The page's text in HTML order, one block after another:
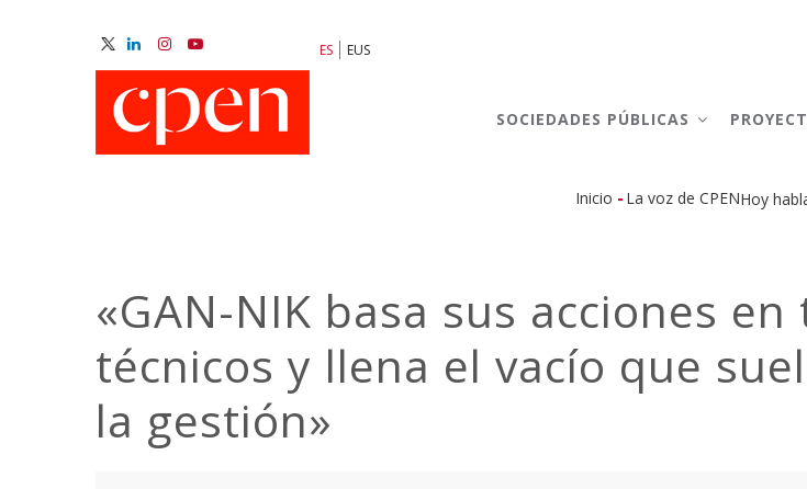
ES EUS
NAVIGATION
SOCIEDADES PÚBLICAS
de
ayuda
Inicio - La voz de CPENHoy
«GAN-NIK basa sus acciones
técnicos y llena el vacío que
la gestión»